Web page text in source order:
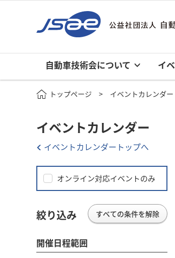
自動車技術会について イ
トップページ イベントカレンダー
イベントカレンダー
イベントカレンダートップへ
オンライン対応イベントのみ
絞り込み すべての条件を解除
開催日程範囲